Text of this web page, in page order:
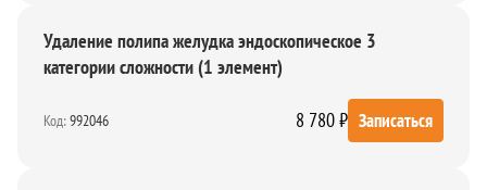
Удаление полипа желудка эндоскопическое 3
категории сложности (1 элемент)
8 780 ₽ Записаться
Код:992046